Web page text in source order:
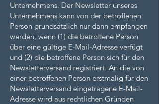
Unternehmens. Der Newsletter unseres
Unternehmens kann von der betroffenen
Person grundsätzlich nur dann empfangen
werden, wenn (1) die betroffene Person
über eine gültige E-Mail-Adresse verfügt
und (2) die betroffene Person sich für den
Newsletterversand registriert. An die von
einer betroffenen Person erstmalig für den
Newsletterversand eingetragene E-Mail-
Adresse wird aus rechtlichen Gründen